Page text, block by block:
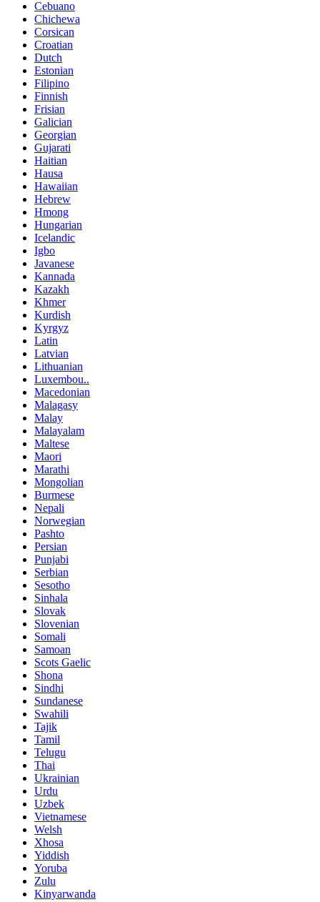
Cebuano
Chichewa
Corsican
Croatian
Dutch
Estonian
Filipino
Finnish
Frisian
Galician
Georgian
Gujarati
Haitian
Hausa
Hawaiian
Hebrew
Hmong
Hungarian
Icelandic
Igbo
Javanese
Kannada
Kazakh
Khmer
Kurdish
Kyrgyz
Latin
Latvian
Lithuanian
Luxembou..
Macedonian
Malagasy
Malay
Malayalam
Maltese
Maori
Marathi
Mongolian
Burmese
Nepali
Norwegian
Pashto
Persian
Punjabi
Serbian
Sesotho
Sinhala
Slovak
Slovenian
Somali
Samoan
Scots Gaelic
Shona
Sindhi
Sundanese
Swahili
Tajik
Tamil
Telugu
Thai
Ukrainian
Urdu
Uzbek
Vietnamese
Welsh
Xhosa
Yiddish
Yoruba
Zulu
Kinyarwanda